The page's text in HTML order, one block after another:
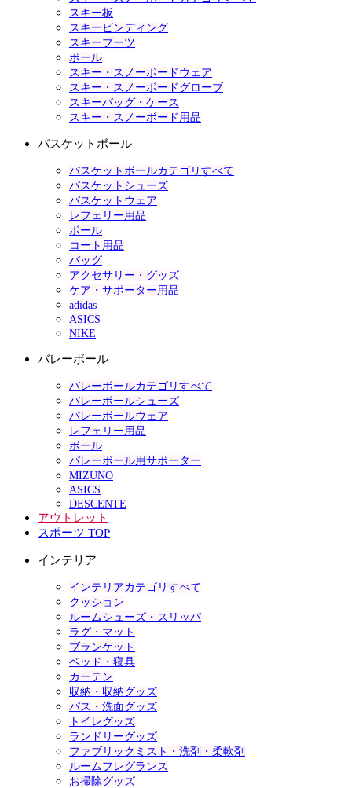
スキー板
スキービンディング
スキーブーツ
ポール
スキー・スノーボードウェア
スキー・スノーボードグローブ
スキーバッグ・ケース
スキー・スノーボード用品
バスケットボール
バスケットボールカテゴリすべて
バスケットシューズ
バスケットウェア
レフェリー用品
ボール
コート用品
バッグ
アクセサリー・グッズ
ケア・サポーター用品
adidas
ASICS
NIKE
バレーボール
バレーボールカテゴリすべて
バレーボールシューズ
バレーボールウェア
レフェリー用品
ボール
バレーボール用サポーター
MIZUNO
ASICS
DESCENTE
アウトレット
スポーツ TOP
インテリア
インテリアカテゴリすべて
クッション
ルームシューズ・スリッパ
ラグ・マット
ブランケット
ベッド・寝具
カーテン
収納・収納グッズ
バス・洗面グッズ
トイレグッズ
ランドリーグッズ
ファブリックミスト・洗剤・柔軟剤
ルームフレグランス
お掃除グッズ